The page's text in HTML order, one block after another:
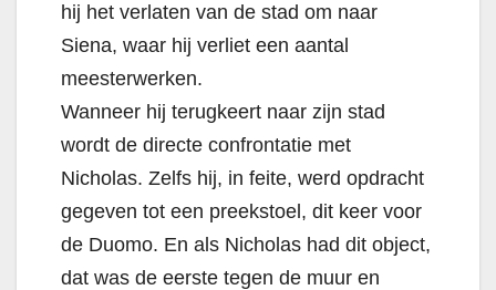
hij het verlaten van de stad om naar
Siena, waar hij verliet een aantal
meesterwerken.
Wanneer hij terugkeert naar zijn stad
wordt de directe confrontatie met
Nicholas. Zelfs hij, in feite, werd opdracht
gegeven tot een preekstoel, dit keer voor
de Duomo. En als Nicholas had dit object,
dat was de eerste tegen de muur en